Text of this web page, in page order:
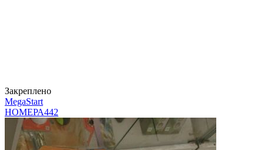
Закреплено
MegaStart
НОМЕРА442